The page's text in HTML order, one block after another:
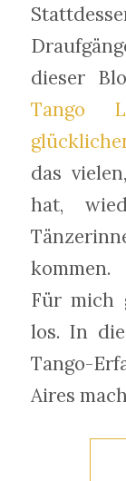
dieser
Tango
das
hat,
kommen.
Für mich
los. In
Tango-
Aires